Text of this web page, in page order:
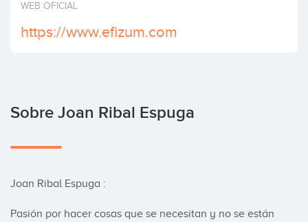
WEB OFICIAL
https://www.efizum.com
Sobre Joan Ribal Espuga
Joan Ribal Espuga :
Pasión por hacer cosas que se necesitan y no se están